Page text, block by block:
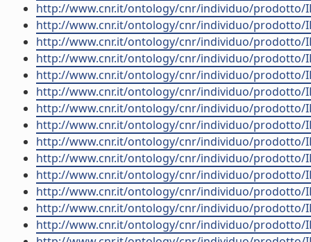
http://www.cnr.it/ontology/cnr/individuo/prodotto/
http://www.cnr.it/ontology/cnr/individuo/prodotto/
http://www.cnr.it/ontology/cnr/individuo/prodotto/
http://www.cnr.it/ontology/cnr/individuo/prodotto/
http://www.cnr.it/ontology/cnr/individuo/prodotto/
http://www.cnr.it/ontology/cnr/individuo/prodotto/
http://www.cnr.it/ontology/cnr/individuo/prodotto/
http://www.cnr.it/ontology/cnr/individuo/prodotto/
http://www.cnr.it/ontology/cnr/individuo/prodotto/
http://www.cnr.it/ontology/cnr/individuo/prodotto/
http://www.cnr.it/ontology/cnr/individuo/prodotto/
http://www.cnr.it/ontology/cnr/individuo/prodotto/
http://www.cnr.it/ontology/cnr/individuo/prodotto/
http://www.cnr.it/ontology/cnr/individuo/prodotto/